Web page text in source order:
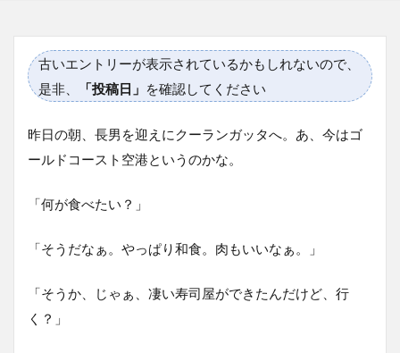
古いエントリーが表示されているかもしれないので、
是非、
「投稿日」 を確認してください
昨日の朝、長男を迎えにクーランガッタへ。あ、今はゴ
ールドコースト空港というのかな。
「何が食べたい？」
「そうだなぁ。やっぱり和食。肉もいいなぁ。」
「そうか、じゃぁ、凄い寿司屋ができたんだけど、行
く？」